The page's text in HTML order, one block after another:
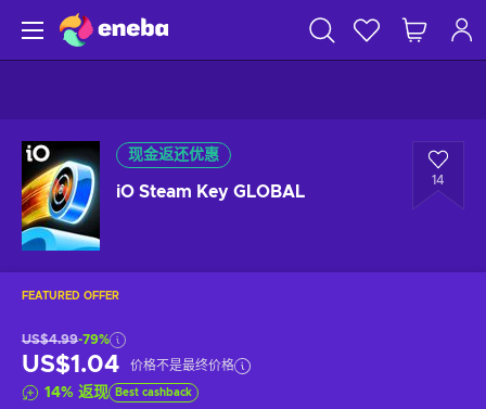
现金返还优惠
iO Steam Key GLOBAL
14
FEATURED OFFER
US$4.99-79%
US$1.04 价格不是最终价格
14% 返现 Best cashback